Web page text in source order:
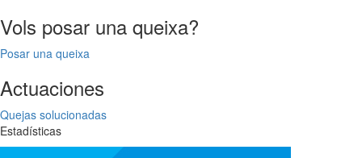
Vols posar una queixa?
Posar una queixa
Actuaciones
Quejas solucionadas
Estadísticas